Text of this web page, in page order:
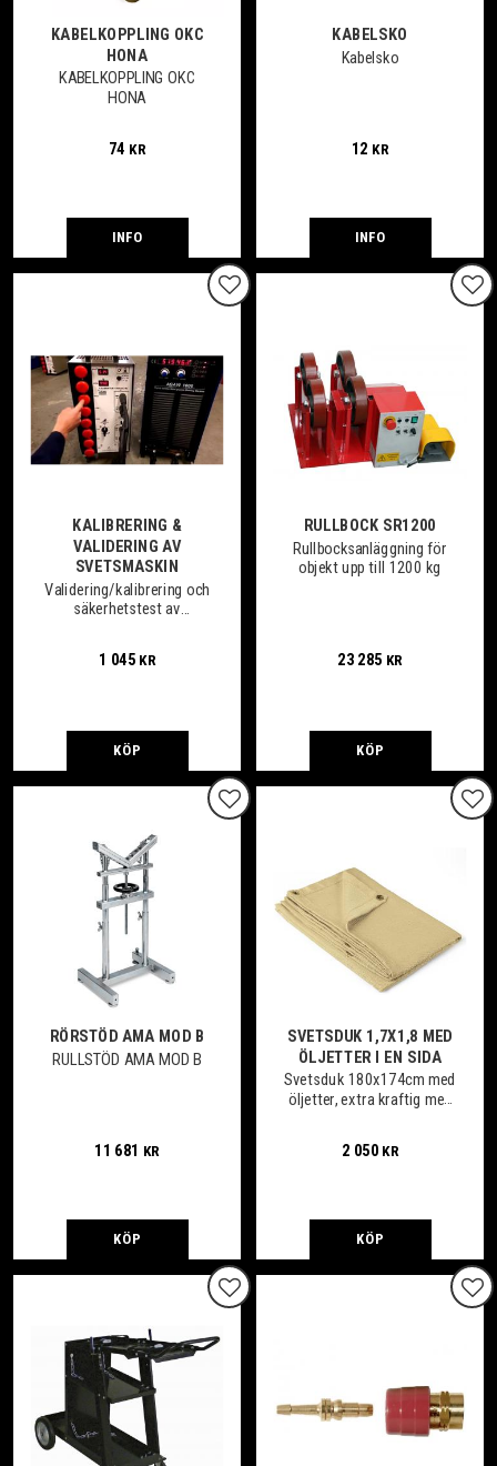
KABELKOPPLING OKC
HONA
KABELKOPPLING OKC
HONA
74 KR
INFO
KABELSKO
Kabelsko
12 KR
INFO
KALIBRERING &
VALIDERING AV
SVETSMASKIN
Validering/kalibrering och
säkerhetstest av
60974-4
1 045KR
Lägg till i favoriter
KÖP
RULLBOCK SR1200
Rullbocksanläggning för
objekt upp till 1200 kg
23 285 KR
KÖP
RÖRSTÖD AMA MOD B
RULLSTÖD AMA MOD B
11 681 KR
Lägg till i favoriter
KÖP
SVETSDUK 1,7X1,8 MED
ÖLJETTER I EN SIDA
Svetsduk 180x174cm med
öljetter, extra kraftig men
2 050KR
KÖP
Lägg till i favoriter